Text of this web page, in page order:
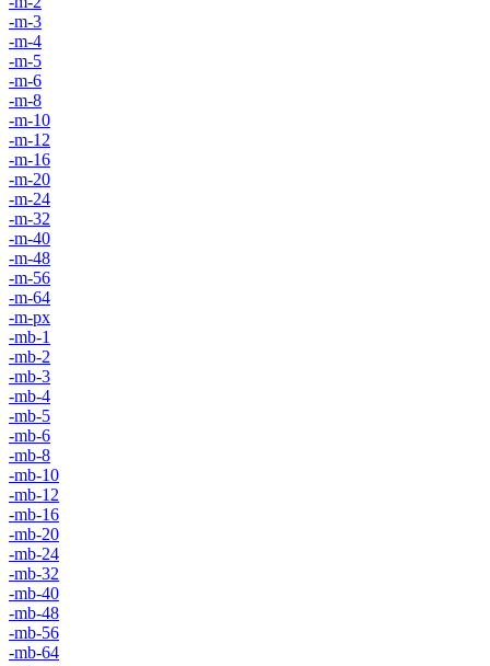
-m-3
-m-4
-m-5
-m-6
-m-8
-m-10
-m-12
-m-16
-m-20
-m-24
-m-32
-m-40
-m-48
-m-56
-m-64
-m-px
-mb-1
-mb-2
-mb-3
-mb-4
-mb-5
-mb-6
-mb-8
-mb-10
-mb-12
-mb-16
-mb-20
-mb-24
-mb-32
-mb-40
-mb-48
-mb-56
-mb-64